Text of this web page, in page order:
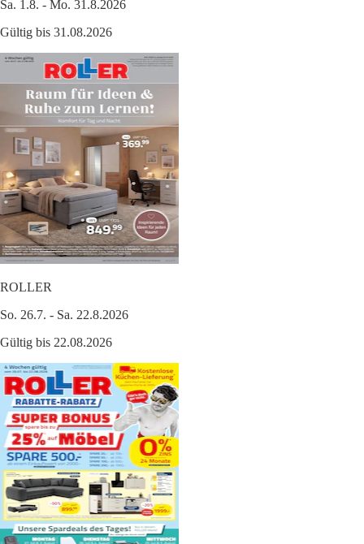
Sa. 1.8. - Mo. 31.8.2026
Gültig bis 31.08.2026
ROLLER
So. 26.7. - Sa. 22.8.2026
Gültig bis 22.08.2026